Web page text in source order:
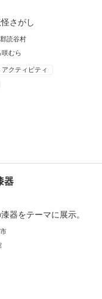
さがし
読谷村
咲むら
クティビティ
器
器をテーマに展示。